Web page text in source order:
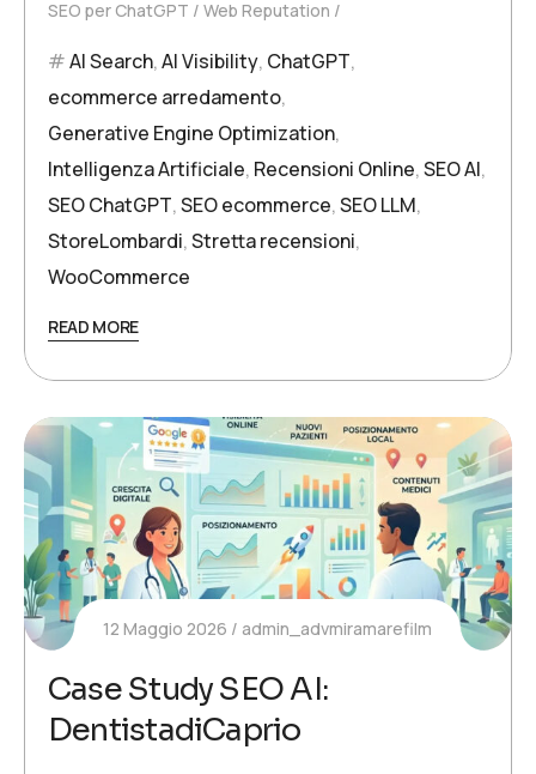
SEO per ChatGPT Web Reputation
AI Search,AI Visibility, ChatGPT,
ecommerce arredamento,
Generative Engine Optimization,
Intelligenza Artificiale, Recensioni Online,SEO AI,
SEO ChatGPT,SEO ecommerce,SEO LLM,
StoreLombardi,Stretta recensioni,
WooCommerce
READ MORE
12 Maggio 2026 admin_advmiramarefilm
Case Study SEO AI:
DentistadiCaprio